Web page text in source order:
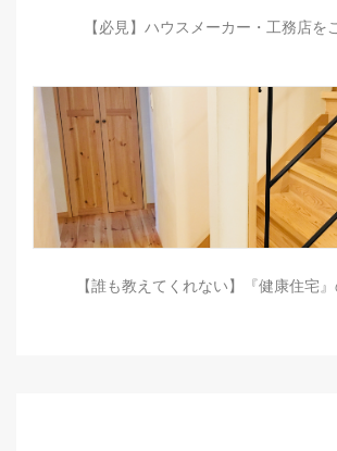
【必見】ハウスメーカー・工務店を
【誰も教えてくれない】『健康住宅